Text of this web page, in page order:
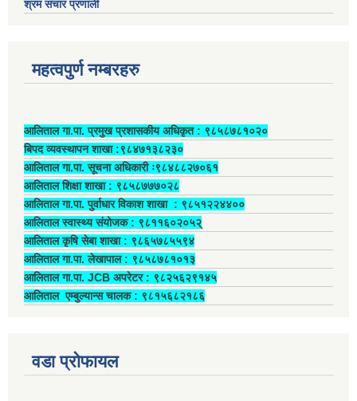
श्रम संचार प्रणाली
महत्वपुर्ण नम्बरहरु
आलिताल गा.पा. प्रमुख प्रशासकीय अधिकृत ‍: ९८५८७८१०२०
बिपद व्यवस्थापन शाखा :९८४७१३८२३०
आलिताल गा.पा. सूचना अधिकारी ः९८४८८२७०६१
आलिताल शिक्षा शाखा : ९८५८७७७०२८
आलिताल गा.पा. पुर्वाधार विकाश शाखा ‍: ९८५१२२४४००
आलिताल स्वास्थ्य संयोजक ‍: ९८११६०२०५२्
आलिताल कृषि सेबा शाखा : ९८६५७८५५९४
आलिताल गा.पा. लेखापाल ‍: ९८५८७८१०१३
आलिताल गा.पा. JCB अपरेटर ‍: ९८२५६२९१४५
आलिताल एम्बुल्यान्स चालक ‍: ९८१५६८२१८६
वडा प्रोफायल